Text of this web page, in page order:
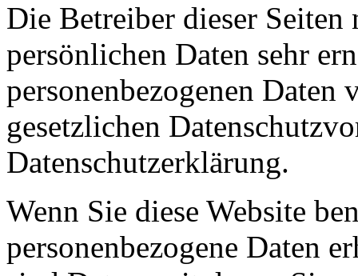
Die Betreiber dieser Seiten
persönlichen Daten sehr
personenbezogenen Daten
gesetzlichen
Datenschutzerklärung.
Wenn Sie diese Website
personenbezogene Daten